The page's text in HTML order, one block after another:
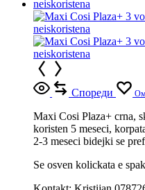
Спореди
Maxi Cosi Plaza+ crna,
koristen 5 meseci,
2-3 meseci bidejki se
Se osven kolickata e